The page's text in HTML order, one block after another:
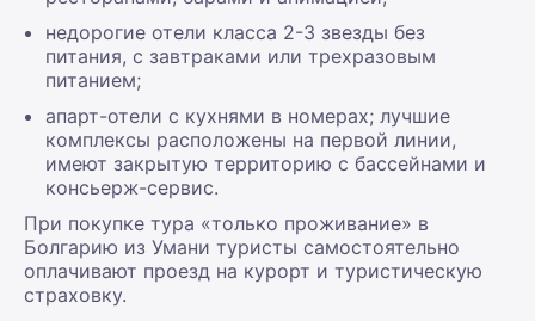
недорогие отели класса 2-3 звезды без
питания, с завтраками или трехразовым
питанием;
апарт-отели с кухнями в номерах; лучшие
комплексы расположены на первой линии,
имеют закрытую территорию с бассейнами и
консьерж-сервис.
При покупке тура «только проживание» в
Болгарию из Умани туристы самостоятельно
оплачивают проезд на курорт и туристическую
страховку.